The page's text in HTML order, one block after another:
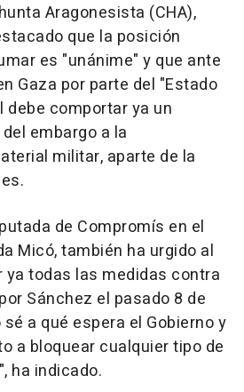
Aragonesista (CHA),
que la posición
es "unánime" y que ante
Gaza por parte del "Estado
debe comportar ya un
embargo a la
militar, aparte de la
de Compromís en el
Micó, también ha urgido al
ya todas las medidas contra
Sánchez el pasado 8 de
a qué espera el Gobierno y
a bloquear cualquier tipo de
ha indicado.